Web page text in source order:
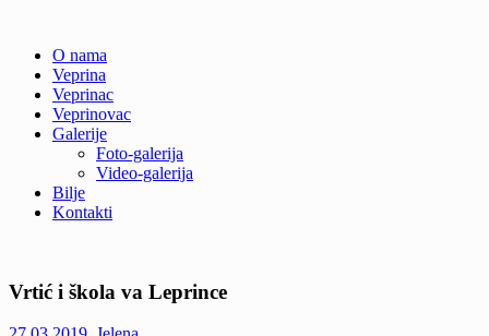
content
Veprina
Veprina(c)
O nama
Veprina
Veprinac
Veprinovac
Galerije
Foto-galerija
Video-galerija
Bilje
Kontakti
Vrtić i škola va Leprince